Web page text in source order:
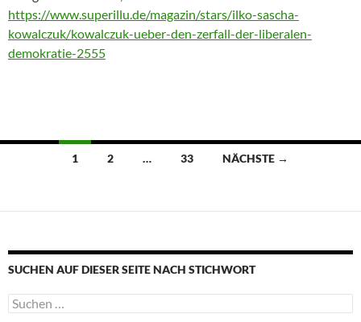
https://www.superillu.de/magazin/stars/ilko-sascha-
kowalczuk/kowalczuk-ueber-den-zerfall-der-liberalen-
demokratie-2555
Beitragsnavigation
1 2 … 33 NÄCHSTE →
SUCHEN AUF DIESER SEITE NACH STICHWORT
Suche
nach: